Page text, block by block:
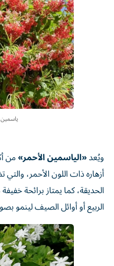
ويُعد«الياسمين الأحمر»من
أزهاره ذات اللون الأحمر،
الحديقة، كما يمتاز برائحة
الربيع أو أوائل الصيف لينمو